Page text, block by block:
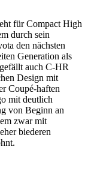
für Compact High
durch sein
den nächsten
Generation als
auch C-HR
Design mit
Coupé-haften
mit deutlich
von Beginn an
zwar mit
biederen